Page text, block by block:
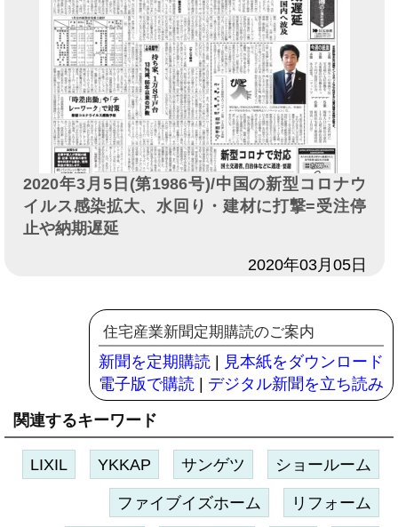
2020年3月5日(第1986号)/中国の新型コロナウ
イルス感染拡大、水回り・建材に打撃=受注停
止や納期遅延
2020年03月05日
住宅産業新聞定期購読のご案内
新聞を定期購読
見本紙をダウンロード
電子版で購読
デジタル新聞を立ち読み
関連するキーワード
LIXIL YKKAP サンゲツ ショールーム
ファイブイズホーム リフォーム